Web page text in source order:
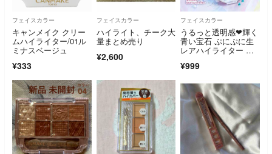
フェイスカラー
キャンメイク クリー
ムハイライター/01ル
ミナスベージュ
¥333
フェイスカラー
ハイライト、チーク大
量まとめ売り
¥2,600
フェイスカラー
うるっと透明感❤︎輝く
青い宝石 ぷにぷに生
レアハイライター 盛
¥999